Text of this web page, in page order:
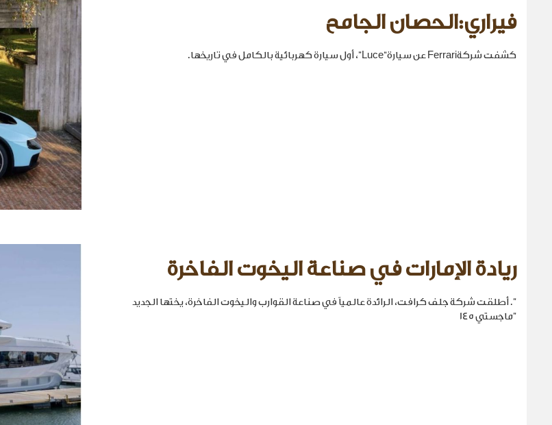
فيراري:الحصان الجامح
كشفت شركةFerrari عن سيارة“Luce”، أول سيارة كهربائية بالكامل في تاريخها.
ريادة الإمارات في صناعة اليخوت الفاخرة
". أطلقت شركة جلف كرافت، الرائدة عالمياً في صناعة القوارب واليخوت الفاخرة، يختها الجديد
"ماجستي 145